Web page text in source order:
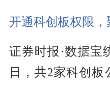
开通科创板权限
证券时报·数据宝
日，共2家科创板